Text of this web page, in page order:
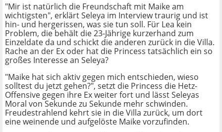
"Mir ist natürlich die Freundschaft mit Maike am
wichtigsten", erklärt Seleya im Interview traurig und ist
hin- und hergerissen, was sie tun soll. Für Lea kein
Problem, die behält die 23-Jährige kurzerhand zum
Einzeldate da und schickt die anderen zurück in die Villa.
Rache an der Ex oder hat die Princess tatsächlich ein so
großes Interesse an Seleya?
"Maike hat sich aktiv gegen mich entschieden, wieso
solltest du jetzt gehen?", setzt die Princess die Hetz-
Offensive gegen ihre Ex weiter fort und lässt Seleyas
Moral von Sekunde zu Sekunde mehr schwinden.
Freudestrahlend kehrt sie in die Villa zurück, um dort
eine weinende und aufgelöste Maike vorzufinden.